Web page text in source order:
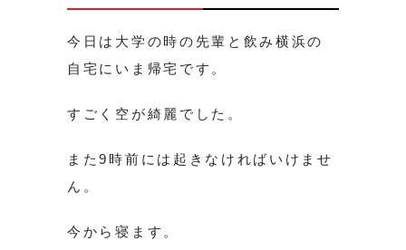
今日は大学の時の先輩と飲み横浜の
自宅にいま帰宅です。
すごく空が綺麗でした。
また9時前には起きなければいけませ
ん。
今から寝ます。